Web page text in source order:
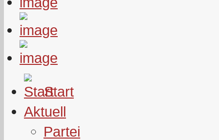
Start
Aktuell
Partei